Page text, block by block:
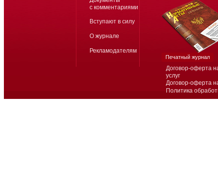
Договор-оферта
услуг
Договор-оферта
Политика
с комментариями
Вступают в силу
О журнале
Рекламодателям
Печатный журнал